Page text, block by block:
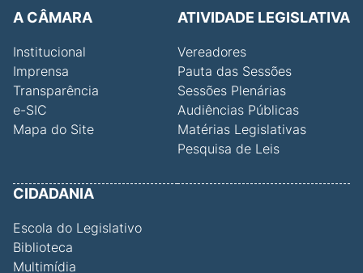
A CÂMARA
Institucional
Imprensa
Transparência
e-SIC
Mapa do Site
ATIVIDADE LEGISLATIVA
Vereadores
Pauta das Sessões
Sessões Plenárias
Audiências Públicas
Matérias Legislativas
Pesquisa de Leis
CIDADANIA
Escola do Legislativo
Biblioteca
Multimídia